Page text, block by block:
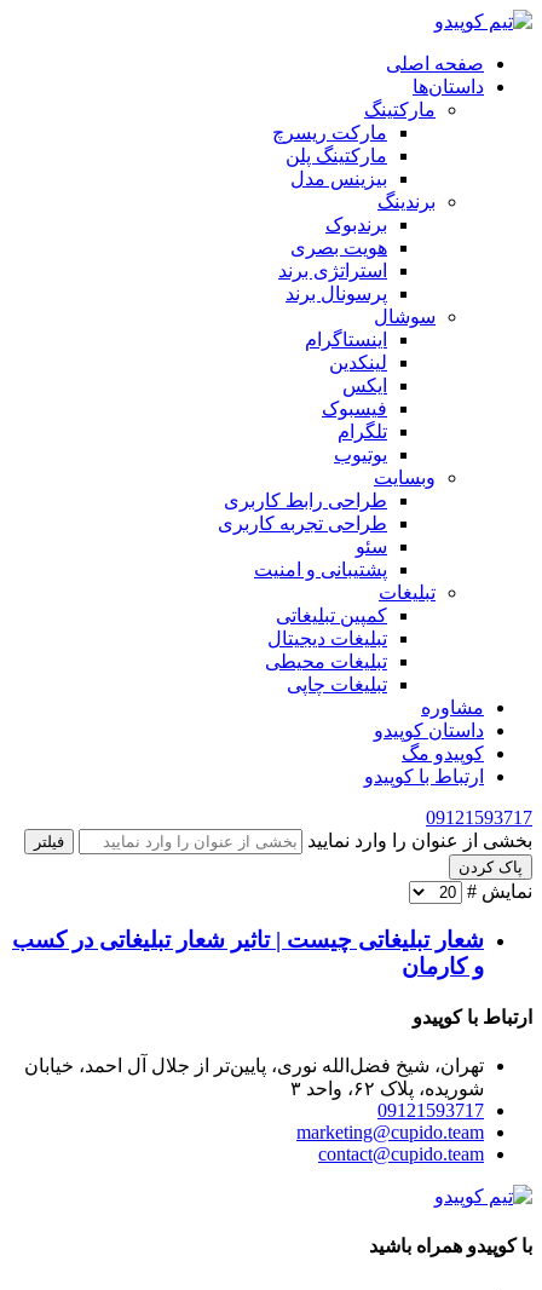
صفحه اصلی
داستان‌ها
مارکتینگ
مارکت ریسرچ
مارکتینگ پلن
بیزینس مدل
برندینگ
برندبوک
هویت بصری
استراتژی برند
پرسونال برند
سوشال
اینستاگرام
لینکدین
ایکس
فیسبوک
تلگرام
یوتیوب
وبسایت
طراحی رابط کاربری
طراحی تجربه کاربری
سئو
پشتیبانی و امنیت
تبلیغات
کمپین تبلیغاتی
تبلیغات دیجیتال
تبلیغات محیطی
تبلیغات چاپی
مشاوره
داستان کوپیدو
کوپیدو مگ
ارتباط با کوپیدو
09121593717
بخشی از عنوان را وارد نمایید
فیلتر
پاک کردن
نمایش #
شعار تبلیغاتی چیست | تاثیر شعار تبلیغاتی در کسب
و کارمان
ارتباط با کوپیدو
تهران، شیخ فضل‌الله نوری، پایین‌تر از جلال آل احمد، خیابان
شوریده، پلاک ۶۲، واحد ۳
09121593717
marketing@cupido.team
contact@cupido.team
با کوپیدو همراه باشید